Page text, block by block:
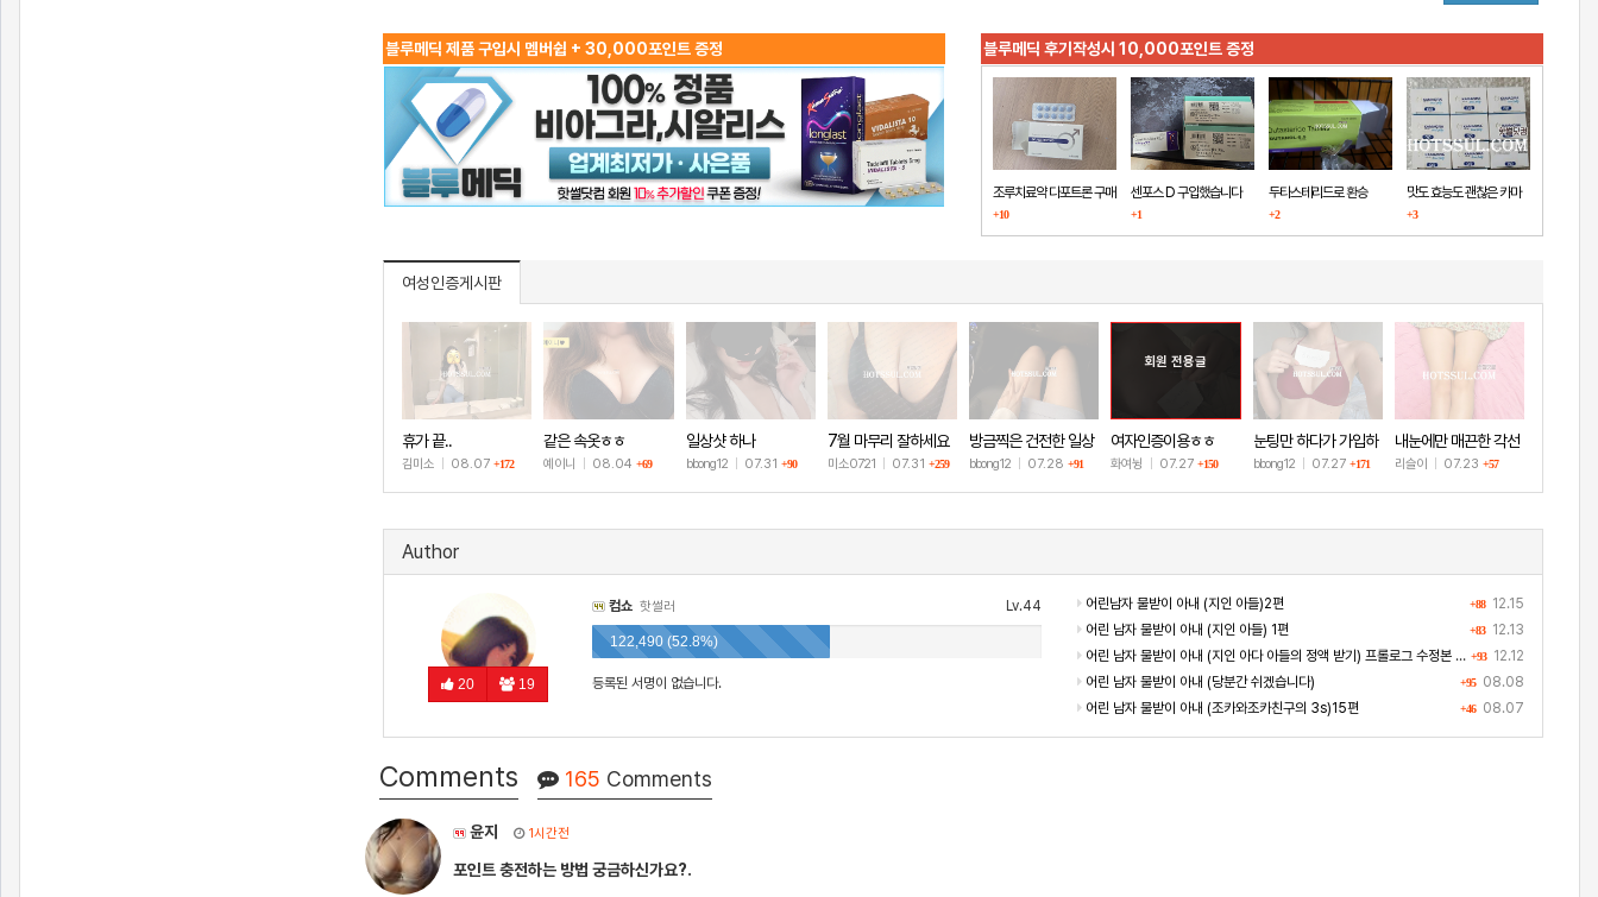
블루메딕 제품 구입시 멤버쉽 + 30,000포인트 증정 블루메딕 후기작성시 10,000포인트 증정
조루치료약 다포트론 구매
했습니다
+10
센포스 D 구입했습니다
+1
두타스테리드로 환승
+2
맛도 효능도 괜찮은 카마
그라
+3
여성인증게시판
휴가 끝..
김미소 08.07 +172
같은 속옷ㅎㅎ
예이니 08.04+69
일상샷 하나
bbong12 07.31 +90
7월 마무리 잘하세요
🫶
미소0721 07.31 +259
방금찍은 건전한 일상
샷
bbong12 07.28 +91
회원 전용글
여자인증이용ㅎㅎ
화여뉭 07.27+150
눈팅만 하다가 가입하
고 인증!
bbong12 07.27 +171
내눈에만 매끈한 각선
미
리슬이 07.23 +57
Author
20 19
Lv.44
컴쇼 핫썰러
122,490 (52.8%)
등록된 서명이 없습니다.
+88 12.15
어린남자 물받이 아내 (지인 아들)2편
+83 12.13
어린 남자 물받이 아내 (지인 아들) 1편
+93 12.12
어린 남자 물받이 아내 (지인 아다 아들의 정액 받기) 프롤로그 수정본 좀더 길게 썼어요^^;
+95 08.08
어린 남자 물받이 아내 (당분간 쉬겠습니다)
+46 08.07
어린 남자 물받이 아내 (조카와조카친구의 3s)15편
Comments 165 Comments
윤지 1시간전
포인트 충전하는 방법 궁금하신가요?.